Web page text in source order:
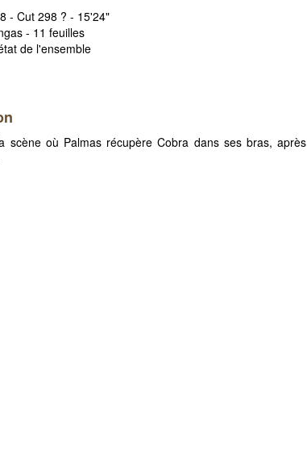
- Cut 298 ? - 15'24"
- 11 feuilles
de l'ensemble
scène où Palmas récupère Cobra dans ses bras, après